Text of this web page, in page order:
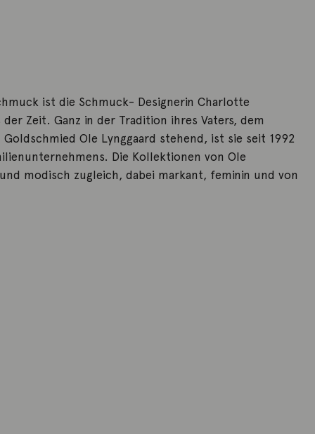
ist die Schmuck- Designerin Charlotte
Zeit. Ganz in der Tradition ihres Vaters, dem
Ole Lynggaard stehend, ist sie seit 1992
Die Kollektionen von Ole
modisch zugleich, dabei markant, feminin und von